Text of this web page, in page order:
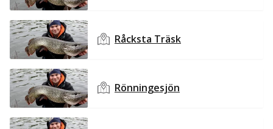
Råcksta Träsk
Rönningesjön